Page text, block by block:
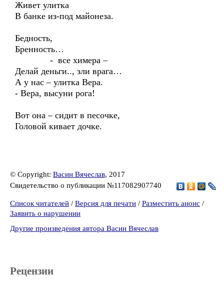
Живет улитка
В банке из-под майонеза.
Бедность,
Бренность…
- все химера –
Делай деньги.., зли врага…
А у нас – улитка Вера.
- Вера, высуни рога!
Вот она – сидит в песочке,
Головой кивает дочке.
© Copyright: Васин Вячеслав, 2017
Свидетельство о публикации №117082907740
Список читателей / Версия для печати / Разместить анонс /
Заявить о нарушении
Другие произведения автора Васин Вячеслав
Рецензии